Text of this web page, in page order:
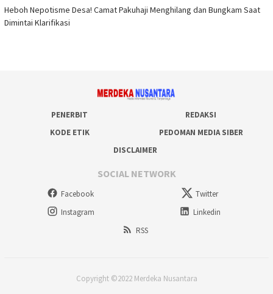
Heboh Nepotisme Desa! Camat Pakuhaji Menghilang dan Bungkam Saat
Dimintai Klarifikasi
PENERBIT
REDAKSI
KODE ETIK
PEDOMAN MEDIA SIBER
DISCLAIMER
SOCIAL NETWORK
Facebook
Twitter
Instagram
Linkedin
RSS
Copyright ©2022 Merdeka Nusantara